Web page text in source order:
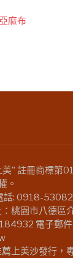
麻布
" 註冊商標第
。
話: 0918-
桃園市八德區
電子郵件:
上美沙發行，